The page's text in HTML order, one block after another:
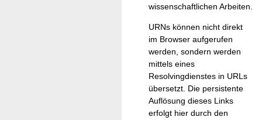
wissenschaftlichen Arbeiten.
URNs können nicht direkt
im Browser aufgerufen
werden, sondern werden
mittels eines
Resolvingdienstes in URLs
übersetzt. Die persistente
Auflösung dieses Links
erfolgt hier durch den